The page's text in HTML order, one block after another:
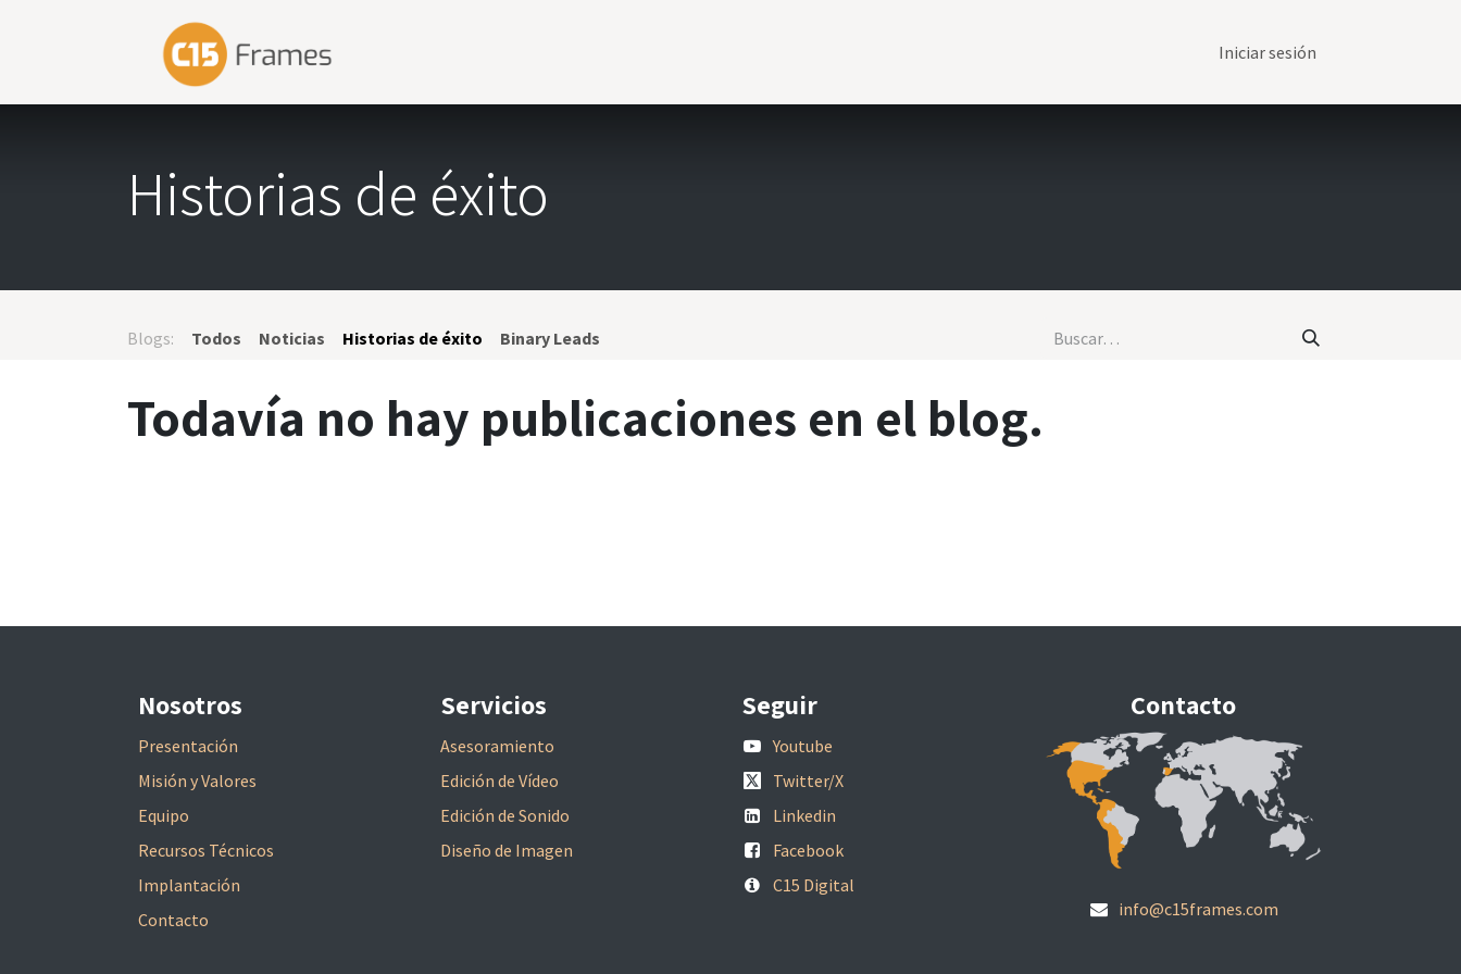
Iniciar sesión
Historias de éxito
Blogs: Todos Noticias Historias de éxito Binary Leads
Todavía no hay publicaciones en el blog.
Nosotros
Presentación
Misión y Valores
Equipo
Recursos Técnicos
Implantación
Contacto
Contacto
info@c15frames.com
Seguir
Youtube
Twitter/X
Linkedin
Facebook
C15 Digital
Servicios
Asesoramiento
Edición de Vídeo
Edición de Sonido
Diseño de Imagen